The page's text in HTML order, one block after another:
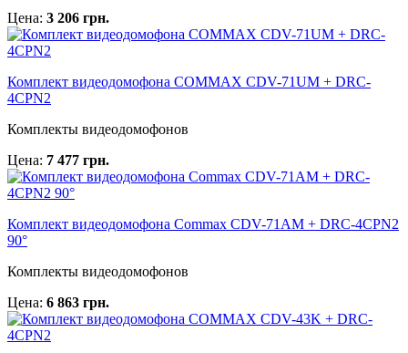
Цена: 3 206 грн.
Комплект видеодомофона COMMAX CDV-71UM + DRC-
4CPN2
Комплекты видеодомофонов
Цена: 7 477 грн.
Комплект видеодомофона Commax CDV-71AM + DRC-4CPN2
90°
Комплекты видеодомофонов
Цена: 6 863 грн.